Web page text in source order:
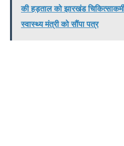
की हड़ताल को झारखंड
स्वास्थ्य मंत्री को सौंपा पत्र